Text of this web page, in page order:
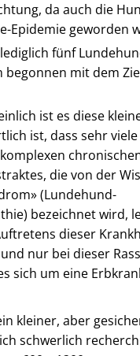
da auch die
Epidemie geworden
fünf
mit dem
ist es diese
ist, dass sehr
die von der
(Lundehund-
bezeichnet wird,
dieser
nur bei dieser
sich um eine
kleiner, aber
schwerlich